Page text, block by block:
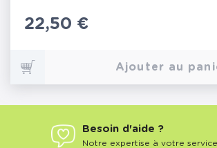
Prix
22,50 €
Ajouter au
Besoin d'aide ?
Notre expertise à votre service